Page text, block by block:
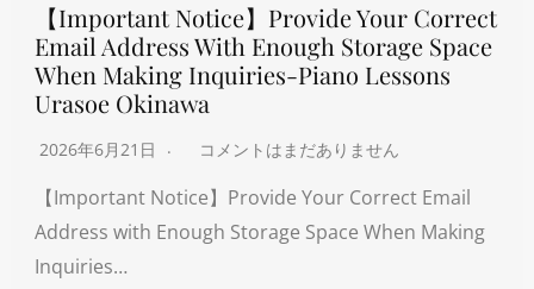
【Important Notice】Provide Your Correct
Email Address With Enough Storage Space
When Making Inquiries-Piano Lessons
Urasoe Okinawa
2026年6月21日 コメントはまだありません
【Important Notice】Provide Your Correct Email
Address with Enough Storage Space When Making
Inquiries…